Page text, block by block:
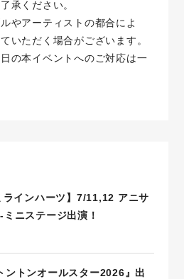
承ください。
やアーティストの都合によ
いただく場合がございます。
の本イベントへのご対応は一
インハーツ】7/11,12 アニサ
ニステージ出演！
トンオールスター2026』出